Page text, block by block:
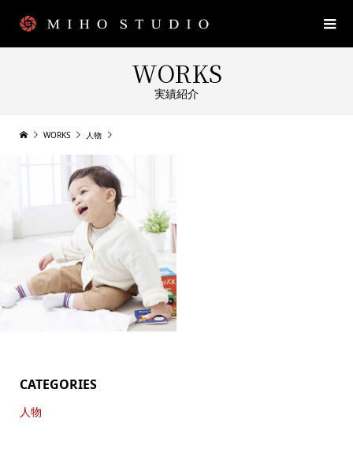
WORKS
実績紹介
WORKS 人物
CATEGORIES
人物